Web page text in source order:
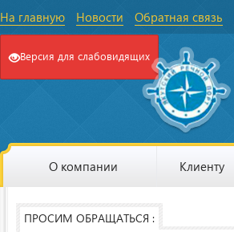
На главную Новости Обратная связь
Версия для слабовидящих
О компании Клиенту
ПРОСИМ ОБРАЩАТЬСЯ :